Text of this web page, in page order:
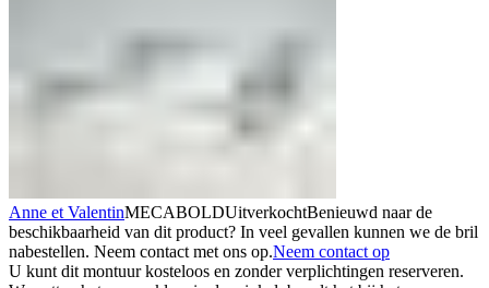
Anne et ValentinMECABOLDUitverkochtBenieuwd naar de
beschikbaarheid van dit product? In veel gevallen kunnen we de bril
nabestellen. Neem contact met ons op.Neem contact op
U kunt dit montuur kosteloos en zonder verplichtingen reserveren.